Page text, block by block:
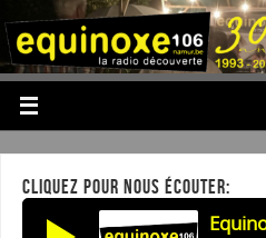
CLIQUEZ POUR NOUS ÉCOUTER: